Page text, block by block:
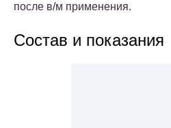
после в/м применения.
Состав и показания